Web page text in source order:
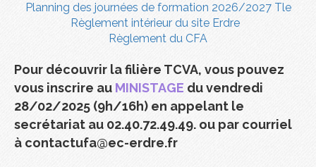
Planning des journées de formation 2026/2027 Tle
Règlement intérieur du site Erdre
Règlement du CFA
Pour découvrir la filière TCVA, vous pouvez
vous inscrire au MINISTAGE du vendredi
28/02/2025 (9h/16h) en appelant le
secrétariat au 02.40.72.49.49. ou par courriel
à contactufa@ec-erdre.fr